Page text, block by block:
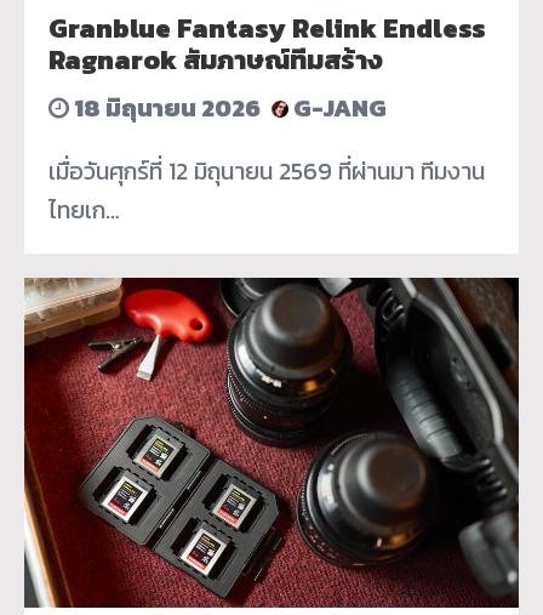
Granblue Fantasy Relink Endless
Ragnarok สัมภาษณ์ทีมสร้าง
18 มิถุนายน 2026
G-JANG
เมื่อวันศุกร์ที่ 12 มิถุนายน 2569 ที่ผ่านมา ทีมงาน
ไทยเก…